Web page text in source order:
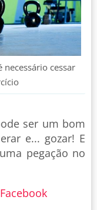
necessário cessar
ser um bom
e... gozar! E
pegação no